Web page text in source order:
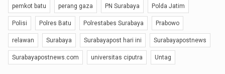
pemkot batu perang gaza PN Surabaya Polda Jatim
Polisi Polres Batu Polrestabes Surabaya Prabowo
relawan Surabaya Surabayapost hari ini Surabayapostnews
Surabayapostnews.com universitas ciputra Untag